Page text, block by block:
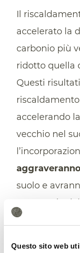
Questo sito web
Il
accelerato la
carbonio più
ridotto quella
Questi
accelerando
vecchio nel
suolo e
stoccaggio
tropicali in